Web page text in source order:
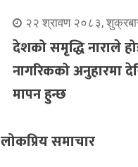
२२ श्रावण २०८३,
देशको समृद्धि नाराले
नागरिकको अनुहारमा
मापन हुन्छ
लोकप्रिय समाचार